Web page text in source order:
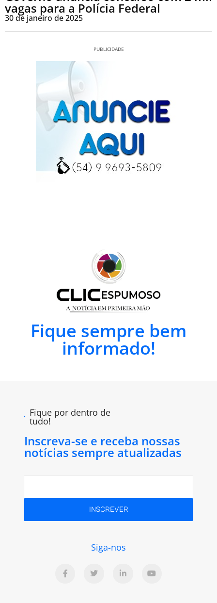
vagas para a Polícia Federal
30 de janeiro de 2025
PUBLICIDADE
Fique sempre bem
informado!
Fique por dentro de
tudo!
Inscreva-se e receba nossas
notícias sempre atualizadas
INSCREVER
Siga-nos